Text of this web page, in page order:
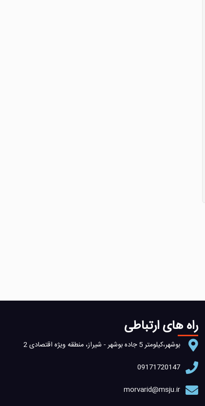
راه های ارتباطی
بوشهر،کیلومتر 5 جاده بوشهر - شیراز، منطقه ویژه اقتصادی 2
09171720147
morvarid@msju.ir